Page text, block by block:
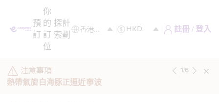
預
訂
你
的
訂
位
探
索
計
劃
註冊 / 登入
注意事項
熱帶氣旋白海豚正逼近寧波
1/6